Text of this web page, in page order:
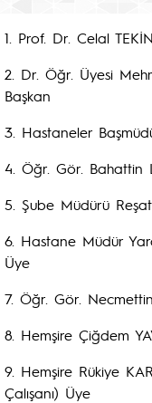
1. Prof. Dr. Celal
2. Dr. Öğr. Üyesi
Başkan
3. Hastaneler
4. Öğr. Gör. Bahattin
5. Şube Müdürü
6. Hastane Müdür
Üye
7. Öğr. Gör.
8. Hemşire Çiğdem
9. Hemşire Rükiye
Çalışanı) Üye